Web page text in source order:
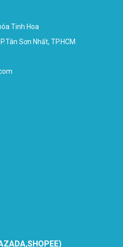
Tinh Hoa
Sơn Nhất, TP.HCM